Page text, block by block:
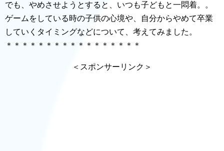
でも、やめさせようとすると、いつも子どもと一悶着。。
ゲームをしている時の子供の心境や、自分からやめて卒業
していくタイミングなどについて、考えてみました。
＊＊＊＊＊＊＊＊＊＊＊＊＊＊＊＊＊
＜スポンサーリンク＞